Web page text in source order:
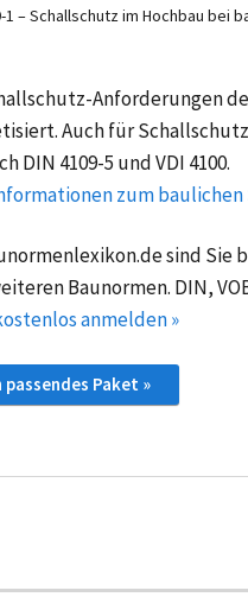
1 – Schallschutz im Hochbau bei
Anforderungen
Auch für
DIN 4109-5 und VDI 4100.
zum baulichen
sind Sie
Baunormen. DIN,
anmelden »
passendes Paket »